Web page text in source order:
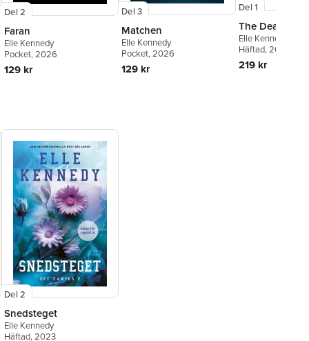
Del 2
Faran
Elle Kennedy
Pocket, 2026
129 kr
Del 3
Matchen
Elle Kennedy
Pocket, 2026
129 kr
Del 1
The Deal
Elle Kennedy
Häftad, 2023
219 kr
Del 2
Snedsteget
Elle Kennedy
Häftad, 2023